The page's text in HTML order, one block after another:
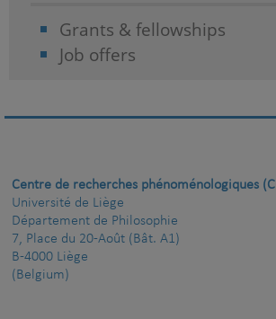
Grants & fellowships
Job offers
Centre de recherches phénoménologiques
Université de Liège
Département de Philosophie
7, Place du 20-Août (Bât. A1)
B-4000 Liège
(Belgium)